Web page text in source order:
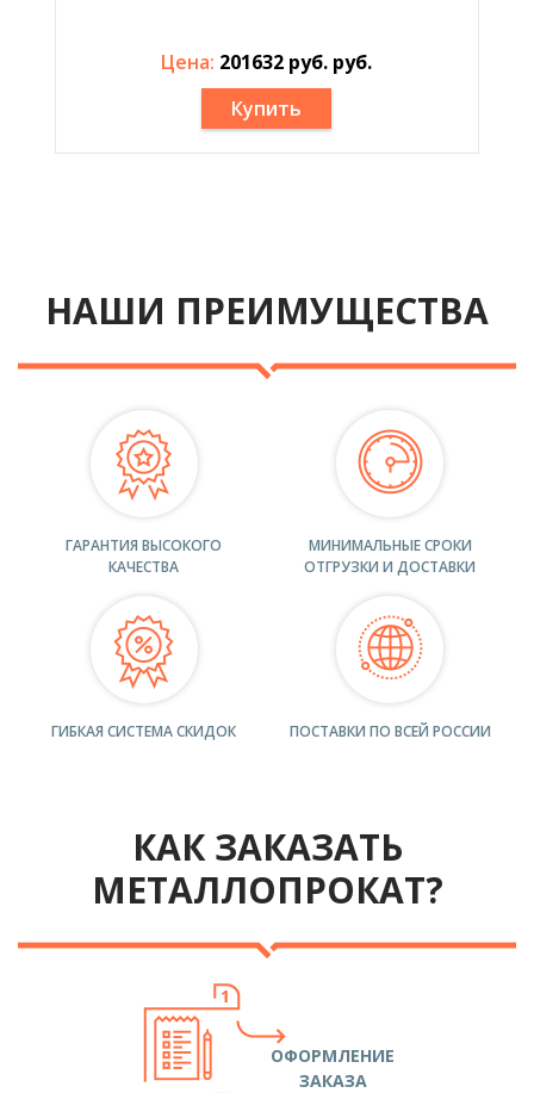
Цена: 201632 руб. руб.
Купить
НАШИ ПРЕИМУЩЕСТВА
ГАРАНТИЯ ВЫСОКОГО
КАЧЕСТВА
МИНИМАЛЬНЫЕ СРОКИ
ОТГРУЗКИ И ДОСТАВКИ
ГИБКАЯ СИСТЕМА СКИДОК ПОСТАВКИ ПО ВСЕЙ РОССИИ
КАК ЗАКАЗАТЬ
МЕТАЛЛОПРОКАТ?
ОФОРМЛЕНИЕ
ЗАКАЗА